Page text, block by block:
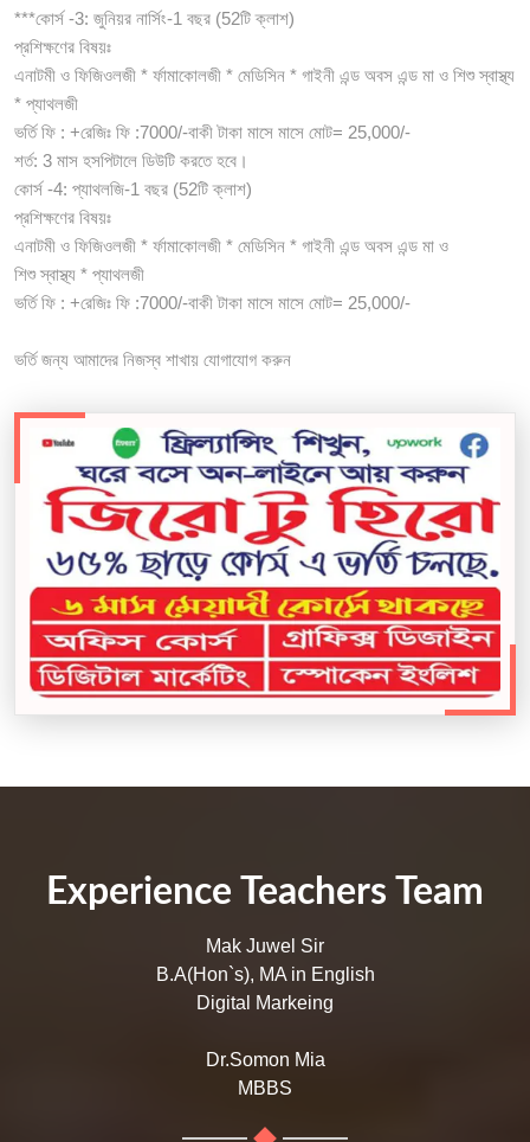
***কোর্স -3: জুনিয়র নার্সিং-1 বছর (52টি ক্লাশ)
প্রশিক্ষণের বিষয়ঃ
এনাটমী ও ফিজিওলজী * র্ফামাকোলজী * মেডিসিন * গাইনী এন্ড অবস এন্ড মা ও শিশু স্বাস্থ্য
* প্যাথলজী
ভর্তি ফি : +রেজিঃ ফি :7000/-বাকী টাকা মাসে মাসে মোট= 25,000/-
শর্ত: 3 মাস হসপিটালে ডিউটি করতে হবে।
কোর্স -4: প্যাথলজি-1 বছর (52টি ক্লাশ)
প্রশিক্ষণের বিষয়ঃ
এনাটমী ও ফিজিওলজী * র্ফামাকোলজী * মেডিসিন * গাইনী এন্ড অবস এন্ড মা ও
শিশু স্বাস্থ্য * প্যাথলজী
ভর্তি ফি : +রেজিঃ ফি :7000/-বাকী টাকা মাসে মাসে মোট= 25,000/-
ভর্তি জন্য আমাদের নিজস্ব শাখায় যোগাযোগ করুন
Experience Teachers Team
Mak Juwel Sir
B.A(Hon`s), MA in English
Digital Markeing
Dr.Somon Mia
MBBS